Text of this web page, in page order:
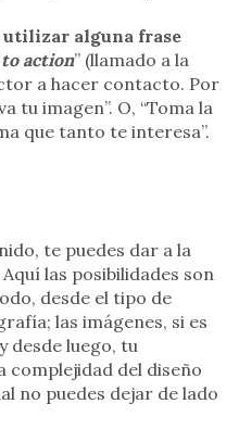
utilizar alguna frase
action” (llamado a la
a hacer contacto. Por
tu imagen”. O, “Toma la
que tanto te interesa”.
te puedes dar a la
las posibilidades son
desde el tipo de
las imágenes, si es
desde luego, tu
complejidad del diseño
no puedes dejar de lado